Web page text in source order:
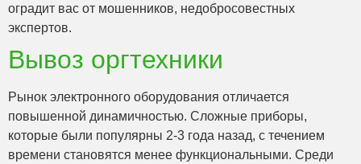
оградит вас от мошенников, недобросовестных
экспертов.
Вывоз оргтехники
Рынок электронного оборудования отличается
повышенной динамичностью. Сложные приборы,
которые были популярны 2-3 года назад, с течением
времени становятся менее функциональными. Среди